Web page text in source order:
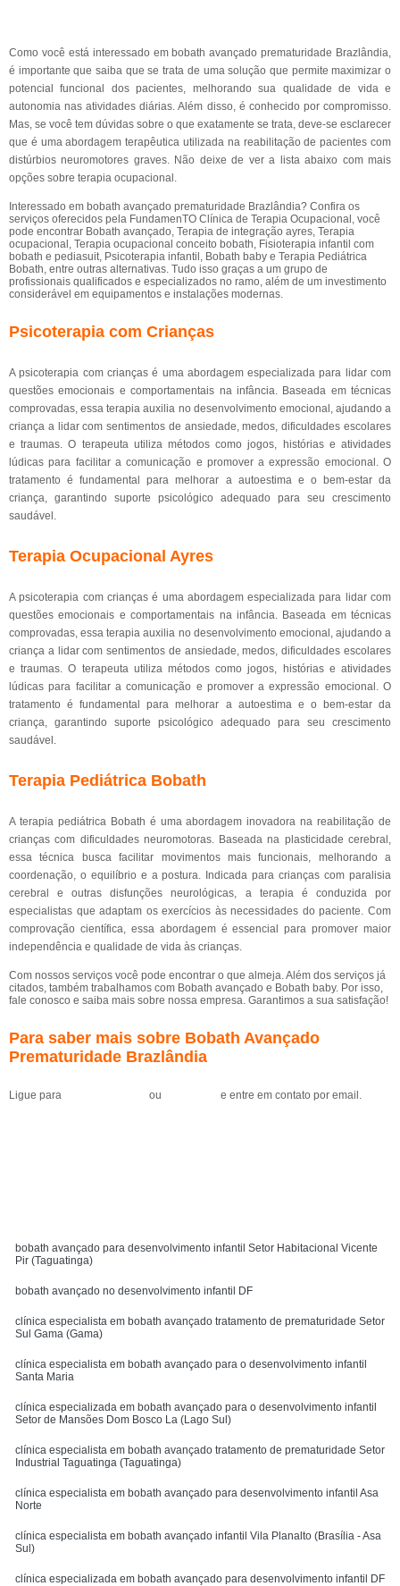
Como você está interessado em bobath avançado prematuridade Brazlândia,
é importante que saiba que se trata de uma solução que permite maximizar o
potencial funcional dos pacientes, melhorando sua qualidade de vida e
autonomia nas atividades diárias. Além disso, é conhecido por compromisso.
Mas, se você tem dúvidas sobre o que exatamente se trata, deve-se esclarecer
que é uma abordagem terapêutica utilizada na reabilitação de pacientes com
distúrbios neuromotores graves. Não deixe de ver a lista abaixo com mais
opções sobre terapia ocupacional.
Interessado em bobath avançado prematuridade Brazlândia? Confira os
serviços oferecidos pela FundamenTO Clínica de Terapia Ocupacional, você
pode encontrar Bobath avançado, Terapia de integração ayres, Terapia
ocupacional, Terapia ocupacional conceito bobath, Fisioterapia infantil com
bobath e pediasuit, Psicoterapia infantil, Bobath baby e Terapia Pediátrica
Bobath, entre outras alternativas. Tudo isso graças a um grupo de
profissionais qualificados e especializados no ramo, além de um investimento
considerável em equipamentos e instalações modernas.
Psicoterapia com Crianças
A psicoterapia com crianças é uma abordagem especializada para lidar com
questões emocionais e comportamentais na infância. Baseada em técnicas
comprovadas, essa terapia auxilia no desenvolvimento emocional, ajudando a
criança a lidar com sentimentos de ansiedade, medos, dificuldades escolares
e traumas. O terapeuta utiliza métodos como jogos, histórias e atividades
lúdicas para facilitar a comunicação e promover a expressão emocional. O
tratamento é fundamental para melhorar a autoestima e o bem-estar da
criança, garantindo suporte psicológico adequado para seu crescimento
saudável.
Terapia Ocupacional Ayres
A psicoterapia com crianças é uma abordagem especializada para lidar com
questões emocionais e comportamentais na infância. Baseada em técnicas
comprovadas, essa terapia auxilia no desenvolvimento emocional, ajudando a
criança a lidar com sentimentos de ansiedade, medos, dificuldades escolares
e traumas. O terapeuta utiliza métodos como jogos, histórias e atividades
lúdicas para facilitar a comunicação e promover a expressão emocional. O
tratamento é fundamental para melhorar a autoestima e o bem-estar da
criança, garantindo suporte psicológico adequado para seu crescimento
saudável.
Terapia Pediátrica Bobath
A terapia pediátrica Bobath é uma abordagem inovadora na reabilitação de
crianças com dificuldades neuromotoras. Baseada na plasticidade cerebral,
essa técnica busca facilitar movimentos mais funcionais, melhorando a
coordenação, o equilíbrio e a postura. Indicada para crianças com paralisia
cerebral e outras disfunções neurológicas, a terapia é conduzida por
especialistas que adaptam os exercícios às necessidades do paciente. Com
comprovação científica, essa abordagem é essencial para promover maior
independência e qualidade de vida às crianças.
Com nossos serviços você pode encontrar o que almeja. Além dos serviços já
citados, também trabalhamos com Bobath avançado e Bobath baby. Por isso,
fale conosco e saiba mais sobre nossa empresa. Garantimos a sua satisfação!
Para saber mais sobre Bobath Avançado
Prematuridade Brazlândia
Ligue para ou e entre em contato por email.
bobath avançado para desenvolvimento infantil Setor Habitacional Vicente
Pir (Taguatinga)
bobath avançado no desenvolvimento infantil DF
clínica especialista em bobath avançado tratamento de prematuridade Setor
Sul Gama (Gama)
clínica especialista em bobath avançado para o desenvolvimento infantil
Santa Maria
clínica especializada em bobath avançado para o desenvolvimento infantil
Setor de Mansões Dom Bosco La (Lago Sul)
clínica especialista em bobath avançado tratamento de prematuridade Setor
Industrial Taguatinga (Taguatinga)
clínica especialista em bobath avançado para desenvolvimento infantil Asa
Norte
clínica especialista em bobath avançado infantil Vila Planalto (Brasília - Asa
Sul)
clínica especializada em bobath avançado para desenvolvimento infantil DF